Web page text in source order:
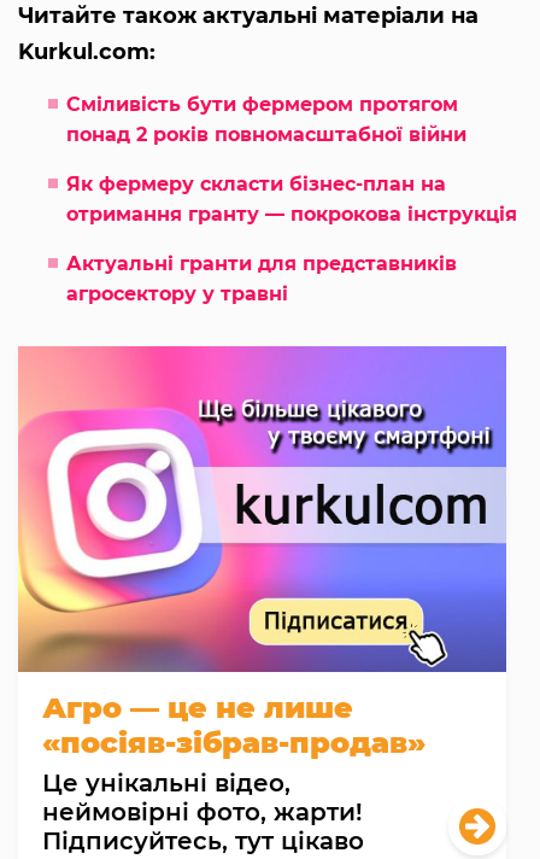
Читайте також актуальні матеріали на
Kurkul.com:
Сміливість бути фермером протягом
понад 2 років повномасштабної війни
Як фермеру скласти бізнес-план на
отримання гранту — покрокова інструкція
Актуальні гранти для представників
агросектору у травні
Агро — це не лише
«посіяв-зібрав-продав»
Це унікальні відео,
неймовірні фото, жарти!
Підписуйтесь, тут цікаво